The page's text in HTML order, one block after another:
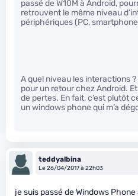
passé de W10M à Android,
retrouvent le même niveau
périphériques (PC,
A quel niveau les interactions
pour un retour chez Android.
de pertes. En fait, c’est plutôt
un windows phone qui m’a
teddyalbina
Le 26/04/2017 à 22h03
je suis passé de Windows